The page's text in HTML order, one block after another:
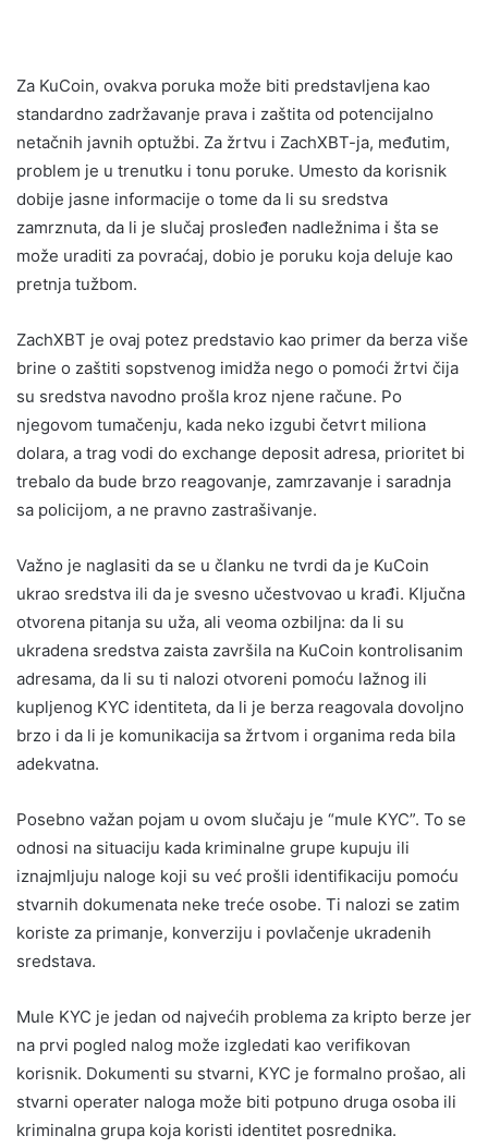
Za KuCoin, ovakva poruka može biti predstavljena kao
standardno zadržavanje prava i zaštita od potencijalno
netačnih javnih optužbi. Za žrtvu i ZachXBT-ja, međutim,
problem je u trenutku i tonu poruke. Umesto da korisnik
dobije jasne informacije o tome da li su sredstva
zamrznuta, da li je slučaj prosleđen nadležnima i šta se
može uraditi za povraćaj, dobio je poruku koja deluje kao
pretnja tužbom.
ZachXBT je ovaj potez predstavio kao primer da berza više
brine o zaštiti sopstvenog imidža nego o pomoći žrtvi čija
su sredstva navodno prošla kroz njene račune. Po
njegovom tumačenju, kada neko izgubi četvrt miliona
dolara, a trag vodi do exchange deposit adresa, prioritet bi
trebalo da bude brzo reagovanje, zamrzavanje i saradnja
sa policijom, a ne pravno zastrašivanje.
Važno je naglasiti da se u članku ne tvrdi da je KuCoin
ukrao sredstva ili da je svesno učestvovao u krađi. Ključna
otvorena pitanja su uža, ali veoma ozbiljna: da li su
ukradena sredstva zaista završila na KuCoin kontrolisanim
adresama, da li su ti nalozi otvoreni pomoću lažnog ili
kupljenog KYC identiteta, da li je berza reagovala dovoljno
brzo i da li je komunikacija sa žrtvom i organima reda bila
adekvatna.
Posebno važan pojam u ovom slučaju je “mule KYC”. To se
odnosi na situaciju kada kriminalne grupe kupuju ili
iznajmljuju naloge koji su već prošli identifikaciju pomoću
stvarnih dokumenata neke treće osobe. Ti nalozi se zatim
koriste za primanje, konverziju i povlačenje ukradenih
sredstava.
Mule KYC je jedan od najvećih problema za kripto berze jer
na prvi pogled nalog može izgledati kao verifikovan
korisnik. Dokumenti su stvarni, KYC je formalno prošao, ali
stvarni operater naloga može biti potpuno druga osoba ili
kriminalna grupa koja koristi identitet posrednika.